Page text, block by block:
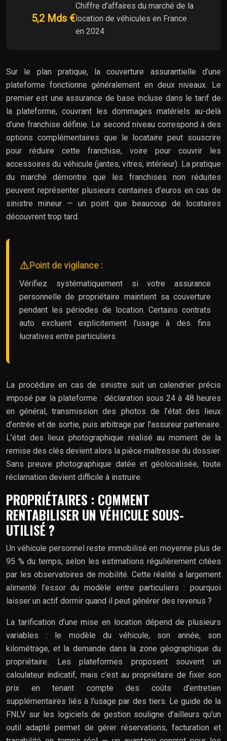
5,2 Mds €
Chiffre d’affaires du marché de la
location de véhicules en France
en 2024
Sur le plan pratique, la couverture assurantielle d’une
plateforme fonctionne généralement en deux niveaux. Le
premier est une assurance de base incluse dans le tarif de
la plateforme, couvrant les dommages matériels au-delà
d’une franchise définie. Le second niveau correspond à des
options complémentaires que le locataire peut souscrire
pour réduire cette franchise, voire pour couvrir les
accessoires du véhicule (jantes, vitres, intérieur). La pratique
du marché démontre que les franchises non réduites
peuvent représenter plusieurs centaines d’euros en cas de
sinistre mineur — un point que beaucoup de locataires
découvrent trop tard.
Point de vigilance :
Vérifiez systématiquement si votre assurance
personnelle de propriétaire maintient sa couverture
pendant les périodes de location. Certains contrats
auto excluent explicitement l’usage à des fins
lucratives entre particuliers.
La procédure en cas de sinistre suit un calendrier précis
imposé par la plateforme : déclaration sous 24 à 48 heures
en général, transmission des photos de l’état des lieux
d’entrée et de sortie, puis arbitrage par l’assureur partenaire.
L’état des lieux photographique réalisé au moment de la
remise des clés devient alors la pièce maîtresse du dossier.
Sans preuve photographique datée et géolocalisée, toute
réclamation devient difficile à instruire.
PROPRIÉTAIRES : COMMENT
RENTABILISER UN VÉHICULE SOUS-
UTILISÉ ?
Un véhicule personnel reste immobilisé en moyenne plus de
95 % du temps, selon les estimations régulièrement citées
par les observatoires de mobilité. Cette réalité a largement
alimenté l’essor du modèle entre particuliers : pourquoi
laisser un actif dormir quand il peut générer des revenus ?
La tarification d’une mise en location dépend de plusieurs
variables : le modèle du véhicule, son année, son
kilométrage, et la demande dans la zone géographique du
propriétaire. Les plateformes proposent souvent un
calculateur indicatif, mais c’est au propriétaire de fixer son
prix en tenant compte des coûts d’entretien
supplémentaires liés à l’usage par des tiers. Le guide de la
FNLV sur les logiciels de gestion souligne d’ailleurs qu’un
outil adapté permet de gérer réservations, facturation et